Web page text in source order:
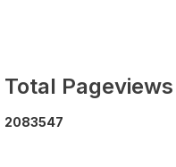
Total Pageviews
2083547